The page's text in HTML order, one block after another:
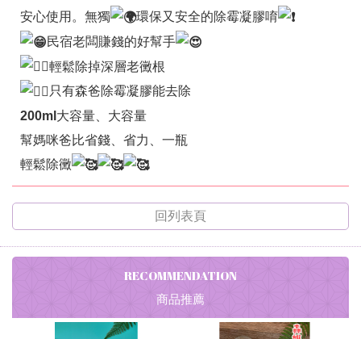
安心使用。無獨
環保又安全的除霉凝膠唷
民宿老闆賺錢的好幫手
輕鬆除掉深層老黴根
只有森爸除霉凝膠能去除
200ml大容量、大容量
幫媽咪爸比省錢、省力、一瓶
輕鬆除黴
回列表頁
RECOMMENDATION
商品推薦